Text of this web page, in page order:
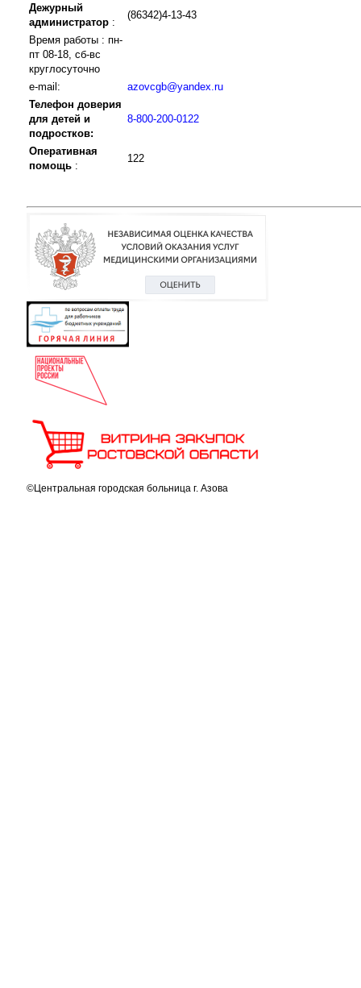
Дежурный
администратор :
(86342)4-13-43
Время работы : пн-
пт 08-18, сб-вс
круглосуточно
e-mail:
azovcgb@yandex.ru
Телефон доверия
для детей и
подростков:
8-800-200-0122
Оперативная
помощь :
122
©Центральная городская больница г. Азова